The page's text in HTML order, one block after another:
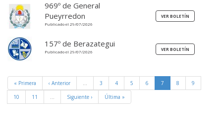
969º de General
Pueyrredon
Publicado el 29/07/2026
157º de Berazategui
Publicado el 29/07/2026
« Primera ‹ Anterior … 3 4 5 6 7 8
9
10
11 … Siguiente › Última »